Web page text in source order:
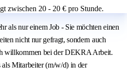
zwischen 20 - 20 € pro Stunde.
als nur einem Job - Sie möchten einen
nicht nur gefragt, sondern auch
willkommen bei der DEKRA Arbeit.
als Mitarbeiter (m/w/d) in der